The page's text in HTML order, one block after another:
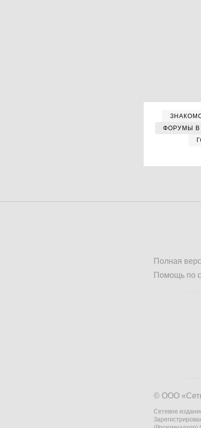
ФОРУМЫ В
Полная
Помощь по
© ООО «Сеть
Сетевое